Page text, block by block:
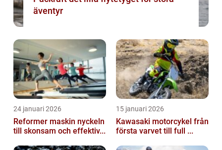
äventyr
24 januari 2026
Reformer maskin nyckeln
till skonsam och effektiv...
15 januari 2026
Kawasaki motorcykel från
första varvet till full ...